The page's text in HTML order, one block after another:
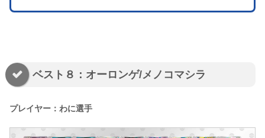
ベスト８：オーロンゲ/メノコマシラ
プレイヤー：わに選手